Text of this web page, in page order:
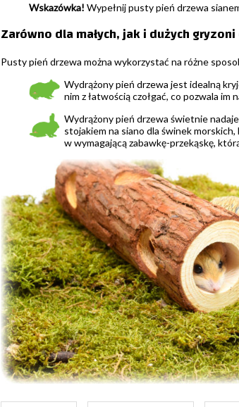
Wskazówka! Wypełnij pusty pień drzewa
Zarówno dla małych, jak i dużych
Pusty pień drzewa można wykorzystać na różne
Wydrążony pień drzewa jest idealną
nim z łatwością czołgać, co pozwala
Wydrążony pień drzewa świetnie
stojakiem na siano dla świnek
w wymagającą zabawkę-przekąskę,